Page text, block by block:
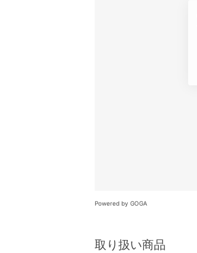
Powered by GOGA
取り扱い商品